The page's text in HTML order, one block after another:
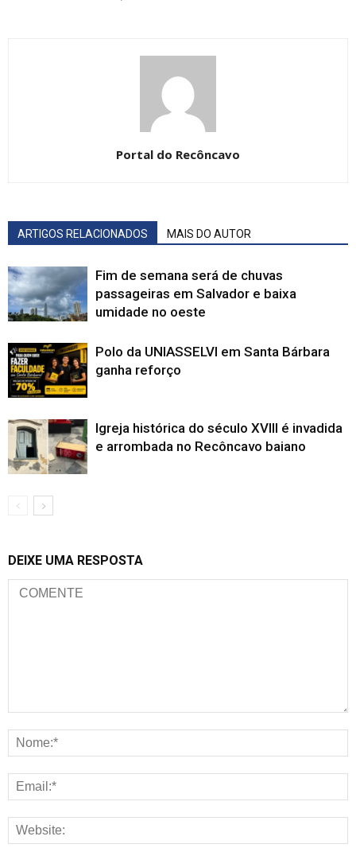
Portal do Recôncavo
ARTIGOS RELACIONADOS MAIS DO AUTOR
Fim de semana será de chuvas
passageiras em Salvador e baixa
umidade no oeste
Polo da UNIASSELVI em Santa Bárbara
ganha reforço
Igreja histórica do século XVIII é invadida
e arrombada no Recôncavo baiano
DEIXE UMA RESPOSTA